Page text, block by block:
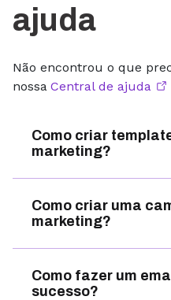
ajuda
Não encontrou o que
nossa Central de ajuda
Como criar
marketing?
Como criar uma
marketing?
Como fazer um
sucesso?